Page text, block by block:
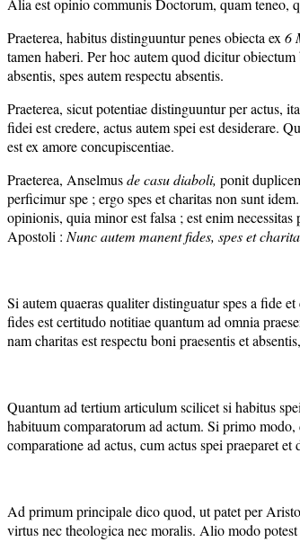
Alia est opinio communis Doctorum, quam teneo,
Praeterea, habitus distinguuntur penes obiecta ex 6
tamen haberi. Per hoc autem quod dicitur
absentis, spes autem respectu absentis.
Praeterea, sicut potentiae distinguuntur per actus,
fidei est credere, actus autem spei est desiderare.
est ex amore concupiscentiae.
Praeterea, Anselmusde casu diaboli, ponit
perficimur spe ; ergo spes et charitas non sunt
opinionis, quia minor est falsa ; est enim
Apostoli : Nunc autem manent fides, spes et
Si autem quaeras qualiter distinguatur spes a fide
fides est certitudo notitiae quantum ad omnia
nam charitas est respectu boni praesentis et
Quantum ad tertium articulum scilicet si habitus
habituum comparatorum ad actum. Si primo
comparatione ad actus, cum actus spei praeparet
Ad primum principale dico quod, ut patet per
virtus nec theologica nec moralis. Alio modo